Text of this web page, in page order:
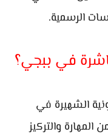
الرسمية.
في ببجي؟
الشهيرة في
المهارة والتركيز